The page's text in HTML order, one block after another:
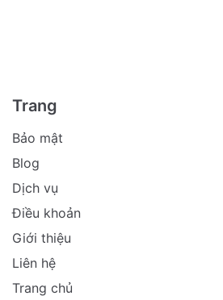
Trang
Bảo mật
Blog
Dịch vụ
Điều khoản
Giới thiệu
Liên hệ
Trang chủ